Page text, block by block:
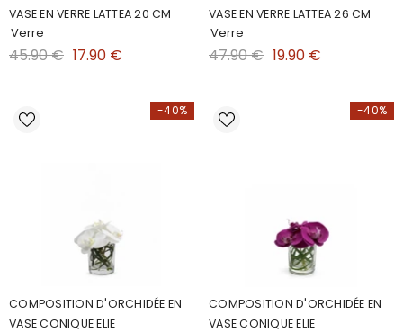
VASE EN VERRE LATTEA 20 CM
Verre
45.90 € 17.90 €
VASE EN VERRE LATTEA 26 CM
Verre
47.90 € 19.90 €
-40%
COMPOSITION D'ORCHIDÉE EN
VASE CONIQUE ELIE
-40%
COMPOSITION D'ORCHIDÉE EN
VASE CONIQUE ELIE